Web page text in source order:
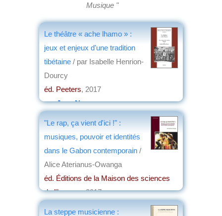
Musique "
Le théâtre « ache lhamo » :
jeux et enjeux d'une tradition
tibétaine / par Isabelle Henrion-
Dourcy
éd. Peeters, 2017
parJean Nemo
"Le rap, ça vient d'ici !" :
musiques, pouvoir et identités
dans le Gabon contemporain /
Alice Aterianus-Owanga
éd. Éditions de la Maison des sciences
de l'homme, 2017
La steppe musicienne :